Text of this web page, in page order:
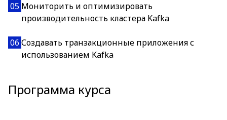
05 Мониторить и оптимизировать
производительность кластера Kafka
06 Создавать транзакционные приложения с
использованием Kafka
Программа курса